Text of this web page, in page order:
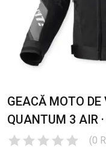
GEACĂ MOTO
QUANTUM 3 AIR
(0